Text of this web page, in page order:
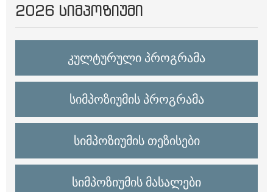
2026 ᲡᲘᲛᲞᲝᲖᲘᲣᲛᲘ
კულტურული პროგრამა
სიმპოზიუმის პროგრამა
სიმპოზიუმის თეზისები
სიმპოზიუმის მასალები